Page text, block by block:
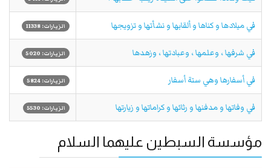
في ميلادها و كناها و ألقابها و نشأتها و تزويجها الزيارات: 11338
في شرفها ، وعلمها ، وعبادتها ، وزهدها الزيارات: 5020
في أسفارها وهي ستة أسفار الزيارات: 5824
في وفاتها و مدفنها و رثائها و كراماتها و زيارتها الزيارات: 5530
مؤسسة السبطين عليهما السلام